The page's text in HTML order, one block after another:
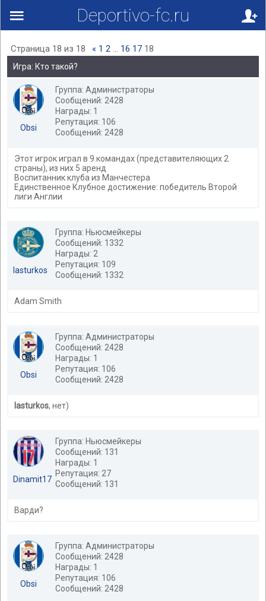
Deportivo-fc.ru
Страница 18 из 18 « 1 2 … 16 17 18
Игра: Кто такой?
Obsi
Группа: Администраторы
Сообщений: 2428
Награды: 1
Репутация: 106
Сообщений: 2428
Этот игрок играл в 9 командах (представителяющих 2
страны), из них 5 аренд
Воспитанник клуба из Манчестера
Единственное Клубное достижение: победитель Второй
лиги Англии
lasturkos
Группа: Ньюсмейкеры
Сообщений: 1332
Награды: 2
Репутация: 109
Сообщений: 1332
Adam Smith
Obsi
Группа: Администраторы
Сообщений: 2428
Награды: 1
Репутация: 106
Сообщений: 2428
lasturkos, нет)
Dinamit17
Группа: Ньюсмейкеры
Сообщений: 131
Награды: 1
Репутация: 27
Сообщений: 131
Варди?
Obsi
Группа: Администраторы
Сообщений: 2428
Награды: 1
Репутация: 106
Сообщений: 2428